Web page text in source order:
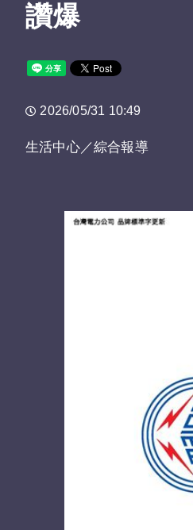
讚爆
2026/05/31 10:49
生活中心／綜合報導